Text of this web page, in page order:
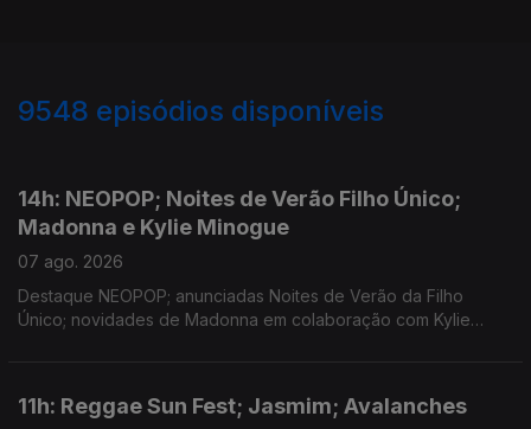
9548 episódios disponíveis
14h: NEOPOP; Noites de Verão Filho Único;
Madonna e Kylie Minogue
07 ago. 2026
Destaque NEOPOP; anunciadas Noites de Verão da Filho
Único; novidades de Madonna em colaboração com Kylie
11h: Reggae Sun Fest; Jasmim; Avalanches